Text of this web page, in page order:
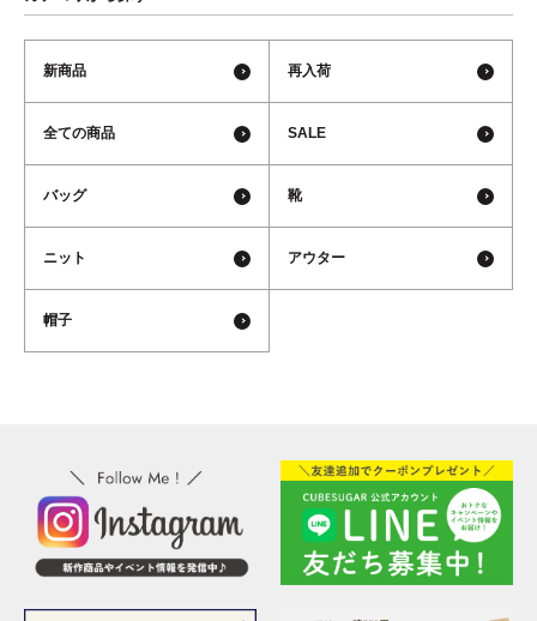
新商品 再入荷
全ての商品 SALE
バッグ 靴
ニット アウター
帽子